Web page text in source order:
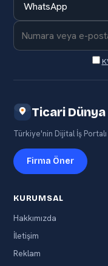
Ticari Dünya
Türkiye'nin Dijital İş
Firma Öner
KURUMSAL
Hakkımızda
İletişim
Reklam